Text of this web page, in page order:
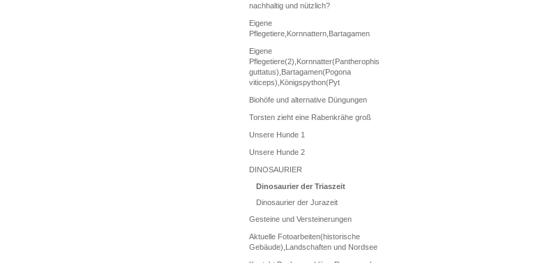
nachhaltig und nützlich?
Eigene
Pflegetiere,Kornnattern,Bartagamen
Eigene
Pflegetiere(2),Kornnatter(Pantherophis
guttatus),Bartagamen(Pogona
viticeps),Königspython(Pyt
Biohöfe und alternative Düngungen
Torsten zieht eine Rabenkrähe groß
Unsere Hunde 1
Unsere Hunde 2
DINOSAURIER
Dinosaurier der Triaszeit
Dinosaurier der Jurazeit
Gesteine und Versteinerungen
Aktuelle Fotoarbeiten(historische
Gebäude),Landschaften und Nordsee